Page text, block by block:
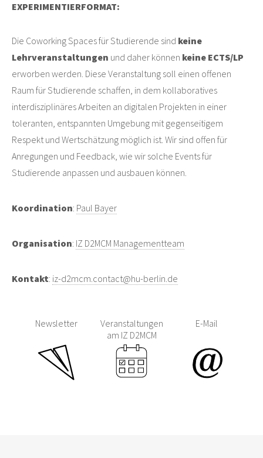
EXPERIMENTIERFORMAT:
Die Coworking Spaces für Studierende sind keine
Lehrveranstaltungen und daher können keine ECTS/LP
erworben werden. Diese Veranstaltung soll einen offenen
Raum für Studierende schaffen, in dem kollaboratives
interdisziplinäres Arbeiten an digitalen Projekten in einer
toleranten, entspannten Umgebung mit gegenseitigem
Respekt und Wertschätzung möglich ist. Wir sind offen für
Anregungen und Feedback, wie wir solche Events für
Studierende anpassen und ausbauen können.
Koordination: Paul Bayer
Organisation: IZ D2MCM Managementteam
Kontakt: iz-d2mcm.contact@hu-berlin.de
Newsletter
Veranstaltungen
am IZ D2MCM
E-Mail